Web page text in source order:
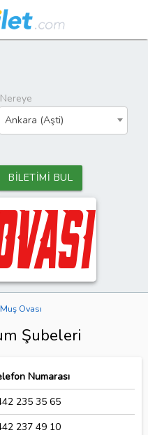
Nereye
Ankara (Aşti)
BİLETİMİ BUL
Ovası
Şubeleri
Numarası
235 35 65
237 49 10